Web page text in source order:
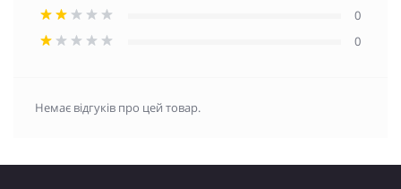
0
0
Немає відгуків про цей товар.